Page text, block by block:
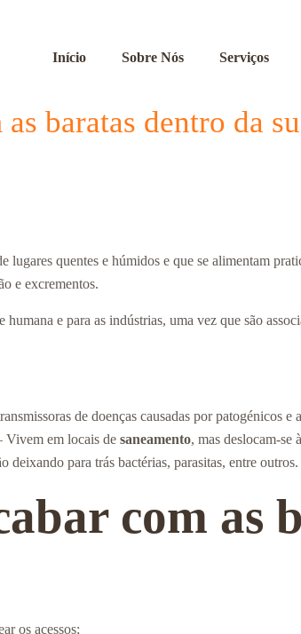
Início Sobre Nós Serviços
baratas dentro da
lugares quentes e húmidos e que se alimentam
e excrementos.
e para as indústrias, uma vez que são
de doenças causadas por patogénicos
Vivem em locais de saneamento, mas deslocam-se
para trás bactérias, parasitas, entre outros.
com as
os acessos;